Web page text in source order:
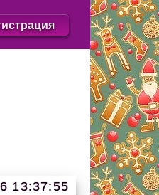
13:37:55